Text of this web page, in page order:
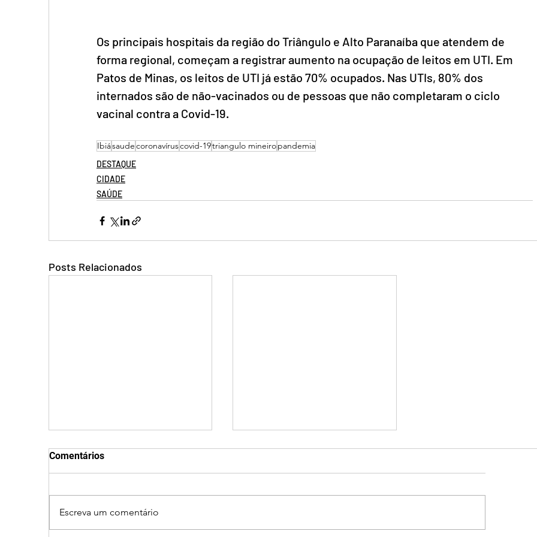
Os principais hospitais da região do Triângulo e Alto Paranaíba que atendem de
forma regional, começam a registrar aumento na ocupação de leitos em UTI. Em
Patos de Minas, os leitos de UTI já estão 70% ocupados. Nas UTIs, 80% dos
internados são de não-vacinados ou de pessoas que não completaram o ciclo
vacinal contra a Covid-19.
Ibiásaudecoronavíruscovid-19triangulo mineiropandemia
DESTAQUE
CIDADE
SAÚDE
Posts Relacionados
Comentários
Escreva um comentário